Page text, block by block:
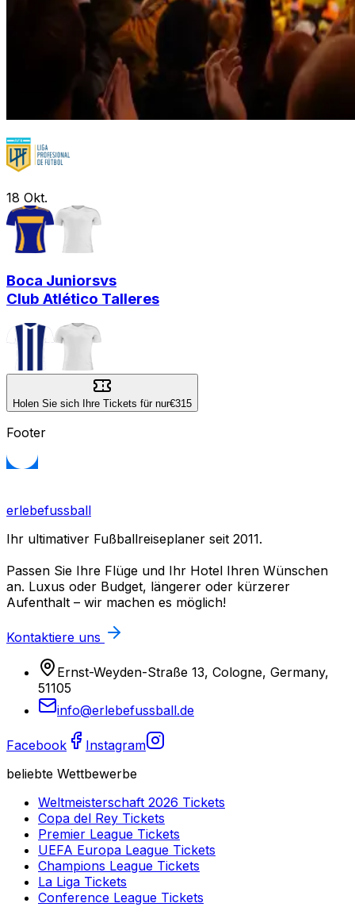
18 Okt.
Boca Juniorsvs
Club Atlético Talleres
Holen Sie sich Ihre Tickets für nur€315
Footer
erlebefussball
Ihr ultimativer Fußballreiseplaner seit 2011.
Passen Sie Ihre Flüge und Ihr Hotel Ihren Wünschen
an. Luxus oder Budget, längerer oder kürzerer
Aufenthalt – wir machen es möglich!
Kontaktiere uns
Ernst-Weyden-Straße 13, Cologne, Germany,
51105
info@erlebefussball.de
Facebook
Instagram
beliebte Wettbewerbe
Weltmeisterschaft 2026 Tickets
Copa del Rey Tickets
Premier League Tickets
UEFA Europa League Tickets
Champions League Tickets
La Liga Tickets
Conference League Tickets